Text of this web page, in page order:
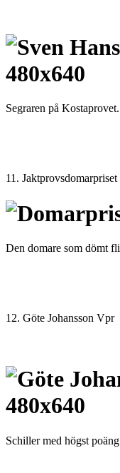
Segraren på Kostaprovet.
11. Jaktprovsdomarpriset
Den domare som dömt
12. Göte Johansson Vpr
Schiller med högst